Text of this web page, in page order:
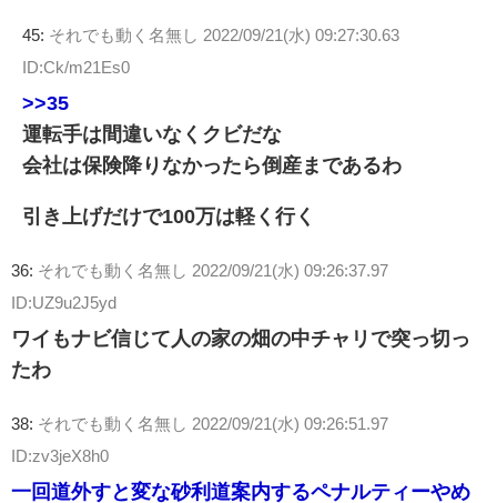
45: それでも動く名無し
2022/09/21(水) 09:27:30.63
ID:Ck/m21Es0
>>35
運転手は間違いなくクビだな
会社は保険降りなかったら倒産まであるわ
引き上げだけで100万は軽く行く
36: それでも動く名無し
2022/09/21(水) 09:26:37.97
ID:UZ9u2J5yd
ワイもナビ信じて人の家の畑の中チャリで突っ切っ
たわ
38: それでも動く名無し
2022/09/21(水) 09:26:51.97
ID:zv3jeX8h0
一回道外すと変な砂利道案内するペナルティーやめ